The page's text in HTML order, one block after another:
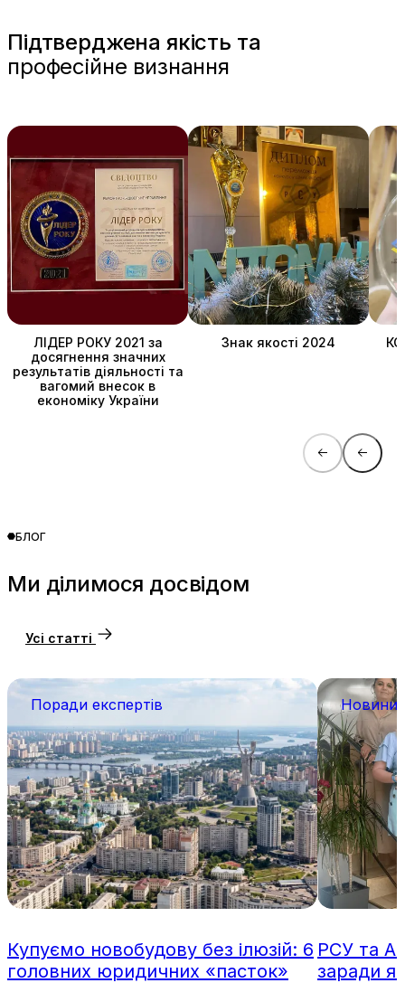
Підтверджена якість та
професійне визнання
ЛІДЕР РОКУ 2021 за
досягнення значних
результатів діяльності та
вагомий внесок в
економіку України
Знак якості 2024
БЛОГ
Ми ділимося досвідом
Усі статті
Поради експертів
Купуємо новобудову без ілюзій: 6
головних юридичних «пасток»
Новини
РСУ та
заради